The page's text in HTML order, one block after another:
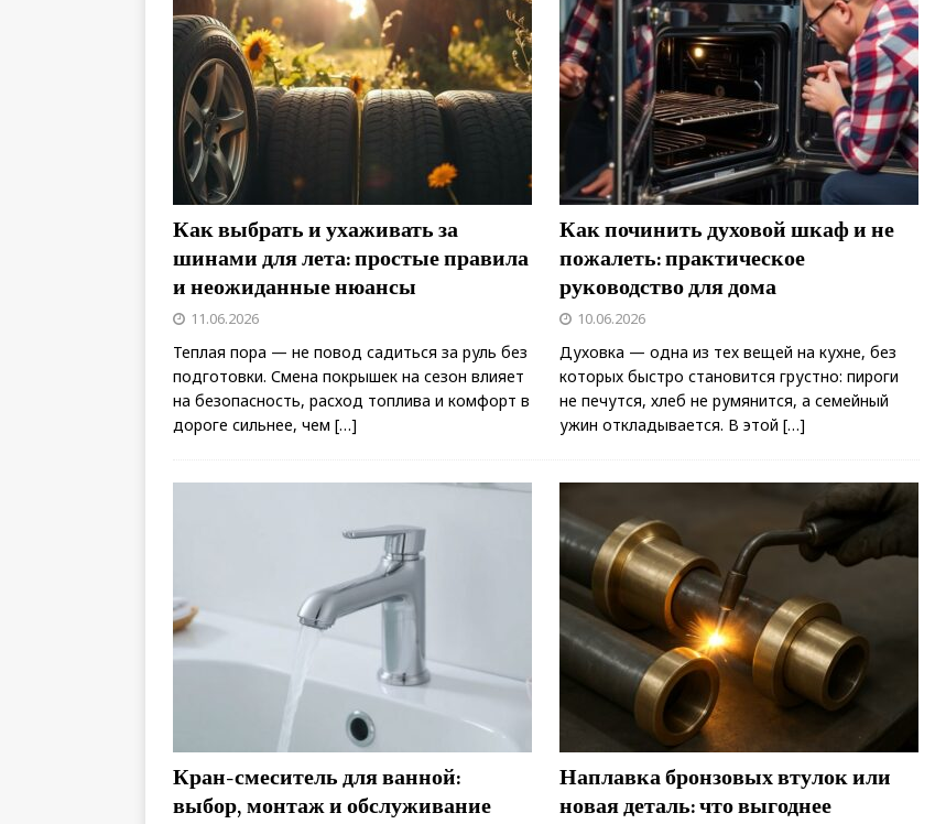
Как выбрать и ухаживать за
шинами для лета: простые правила
и неожиданные нюансы
11.06.2026
Теплая пора — не повод садиться за руль без
подготовки. Смена покрышек на сезон влияет
на безопасность, расход топлива и комфорт в
дороге сильнее, чем […]
Как починить духовой шкаф и не
пожалеть: практическое
руководство для дома
10.06.2026
Духовка — одна из тех вещей на кухне, без
которых быстро становится грустно: пироги
не печутся, хлеб не румянится, а семейный
ужин откладывается. В этой […]
Кран-смеситель для ванной:
выбор, монтаж и обслуживание
Наплавка бронзовых втулок или
новая деталь: что выгоднее